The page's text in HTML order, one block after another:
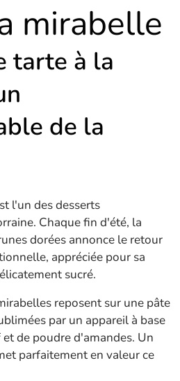
mirabelle
tarte à la
de la
l'un des desserts
Chaque fin d'été, la
dorées annonce le retour
appréciée pour sa
sucré.
reposent sur une pâte
par un appareil à base
de poudre d'amandes. Un
parfaitement en valeur ce